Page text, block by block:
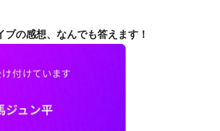
の感想、なんでも答えます！